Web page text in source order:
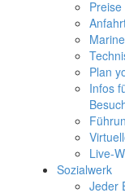
Plan
Infos
Live-
Sozialwerk
Jeder